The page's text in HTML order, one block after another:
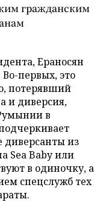
гражданским
Ераносян
первых, это
потерявший
и диверсия,
в
диверсанты из
Sea Baby или
в одиночку, а
спецслужб тех